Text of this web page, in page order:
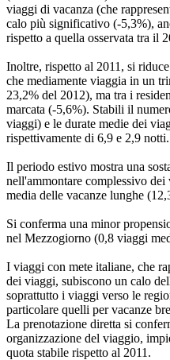
viaggi di vacanza (che
calo più significativo (-5,3%),
rispetto a quella osservata tra il
Inoltre, rispetto al 2011, si
che mediamente viaggia in un
23,2% del 2012), ma tra i
marcata (-5,6%). Stabili il
viaggi) e le durate medie dei
rispettivamente di 6,9 e 2,9 notti.
Il periodo estivo mostra una
nell'ammontare complessivo
media delle vacanze lunghe
Si conferma una minor
nel Mezzogiorno (0,8 viaggi
I viaggi con mete italiane, che
dei viaggi, subiscono un calo
soprattutto i viaggi verso le
particolare quelli per vacanze
La prenotazione diretta si
organizzazione del viaggio,
quota stabile rispetto al 2011.